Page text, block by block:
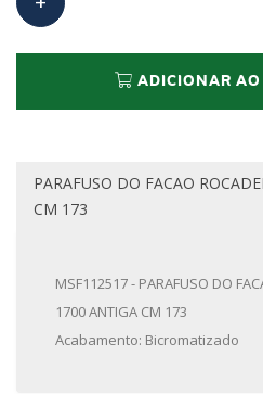
ADICIONAR AO
PARAFUSO DO FACAO
CM 173
MSF112517 - PARAFUSO DO
1700 ANTIGA CM 173
Acabamento: Bicromatizado